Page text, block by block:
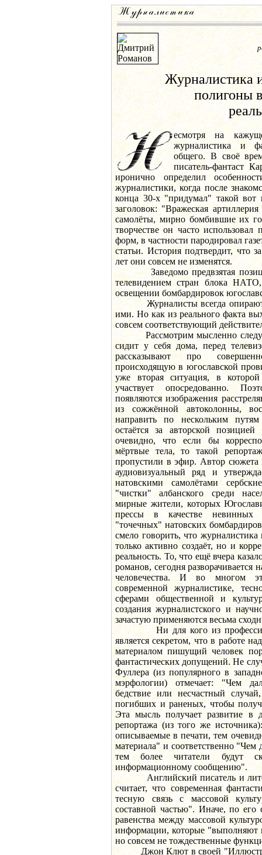
Журналистика
полигоны
есмотря на
журналистика и
общего. В своё
писатель-фантаст
иронично определил
журналистики, когда после
конца 30-х "придумал" такой вот
заголовок: "Вражеская
самолёты, мирно бомбившие их
творчестве он часто
форм, в частности пародировал
статьи. История подтвердит, что
лет они совсем не изменятся.
Заведомо предвзятая
телевидением стран блока
освещении бомбардировок
Журналисты всегда
ими. Но как из реального факта
совсем соответствующий
Рассмотрим мысленно
сидит у себя дома, перед
рассказывают про
происходящую в югославской
уже вторая ситуация, в которой
участвует опосредованно.
появляются изображения
из сожжённой автоколонны,
направить по нескольким
остаётся за авторской
очевидно, что если бы
мёртвые тела, то такой
пропустили в эфир. Автор сюжета
аудиовизуальный ряд и
натовскими самолётами
"чистки" албанского среди
мирные жители, которых
прессы в качестве невинных
"точечных" натовских
смело говорить, что журналистика
только активно создаёт, но и
реальность. То, что ещё вчера
романов, сегодня разворачивается
человечества. И во многом
современной журналистике,
сферами общественной и
создания журналистского и
зачастую применяются весьма
Ни для кого из
является секретом, что в работе
материалом пишущий человек
фантастических допущений. Не
Фуллера (из популярного в
мэрфологии) отмечает: "Чем
бедствие или несчастный
погибших и раненых, чтобы
Эта мысль получает развитие в
репортажа (из того же
описываемые в печати, тем
материала" и соответственно
тем более читатели будут
информационному сообщению".
Английский писатель и
считает, что современная
тесную связь с массовой
составной частью". Иначе, по его
равенства между массовой
информации, которые "выполняют
но совсем не тождественные
Джон Клют в своей